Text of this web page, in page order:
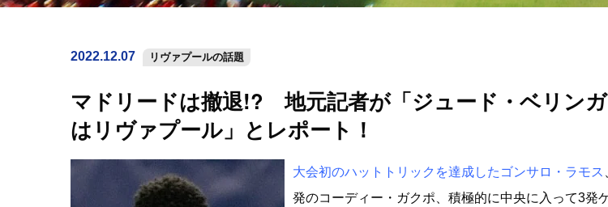
2022.12.07 リヴァプールの話題
マドリードは撤退!? 地元記者が「ジュード・ベリン
はリヴァプール」とレポート！
大会初のハットトリックを達成したゴンサロ・ラモス
発のコーディー・ガクポ、積極的に中央に入って3発